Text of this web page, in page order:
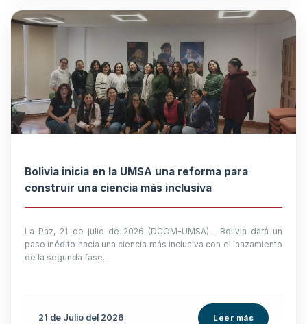
Bolivia inicia en la UMSA una reforma para
construir una ciencia más inclusiva
La Paz, 21 de julio de 2026 (DCOM-UMSA).- Bolivia dará un
paso inédito hacia una ciencia más inclusiva con el lanzamiento
de la segunda fase...
21 de Julio del 2026 Leer más